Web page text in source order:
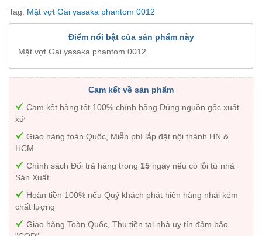
Tag: Mặt vợt Gai yasaka phantom 0012
Điểm nổi bật của sản phẩm này
Mặt vợt Gai yasaka phantom 0012
Cam kết về sản phẩm
Cam kết hàng tốt 100% chính hãng Đúng nguồn gốc xuất
xứ
Giao hàng toàn Quốc, Miễn phí lắp đặt nội thành HN &
HCM
Chính sách Đổi trả hàng trong 15 ngày nếu có lỗi từ nhà
Sản Xuất
Hoàn tiền 100% nếu Quý khách phát hiện hàng nhái kém
chất lượng
Giao hàng Toàn Quốc, Thu tiền tại nhà uy tín đảm bảo